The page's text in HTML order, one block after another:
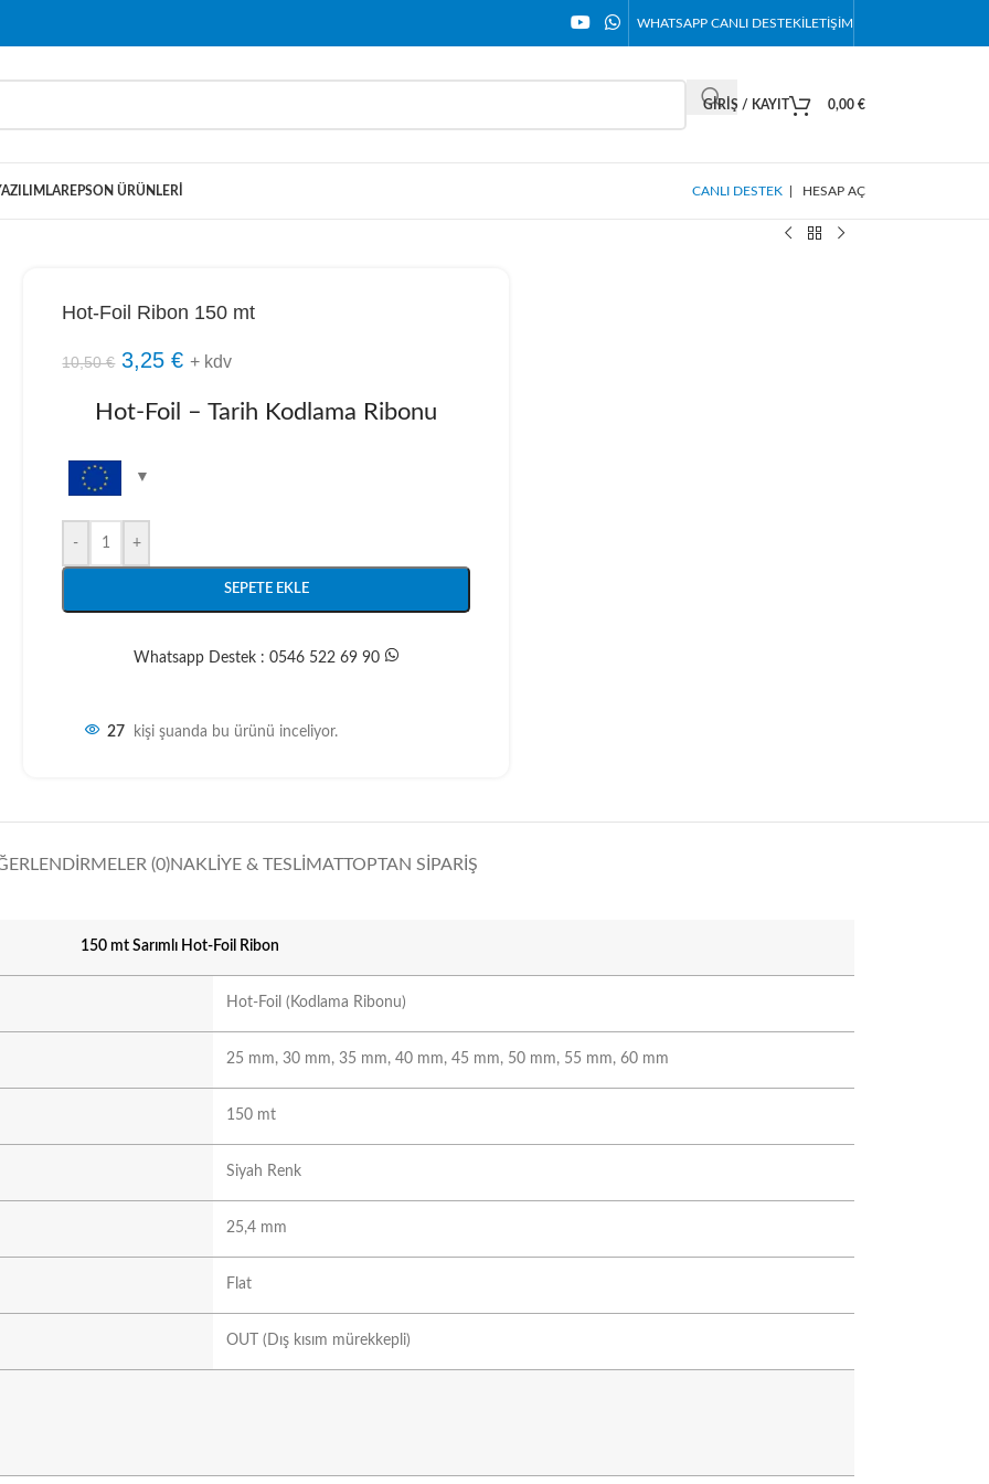
WHATSAPP CANLI DESTEKİLETIŞIM
GIRIŞ / KAYIT 0,00 €
EPSON ÜRÜNLERI CANLI DESTEK HESAP AÇ
Hot-Foil Ribon 150 mt
10,50€ 3,25€ + kdv
Hot-Foil – Tarih Kodlama Ribonu
- +
SEPETE EKLE
Whatsapp Destek : 0546 522 69 90
27 kişi şuanda bu ürünü inceliyor.
(0)NAKLIYE & TESLIMATTOPTAN SIPARIŞ
150 mt Sarımlı Hot-Foil Ribon
Hot-Foil (Kodlama Ribonu)
25 mm, 30 mm, 35 mm, 40 mm, 45 mm, 50 mm, 55 mm, 60 mm
150 mt
Siyah Renk
25,4 mm
Flat
OUT (Dış kısım mürekkepli)